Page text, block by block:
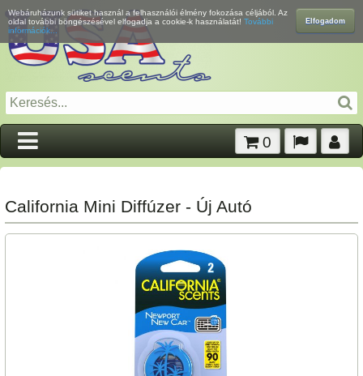
Elfogadom
Webáruházunk sütiket használ a felhasználói élmény fokozása céljából. Az
oldal további böngészésével elfogadja a cookie-k használatát! További
információk...
0
California Mini Diffúzer - Új Autó